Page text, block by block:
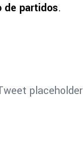
de partidos.
placeholder